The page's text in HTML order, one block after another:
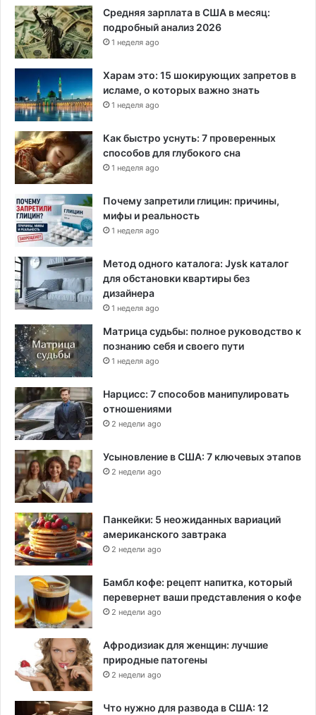
а
Средняя зарплата в США в месяц:
подробный анализ 2026
1 неделя ago
Харам это: 15 шокирующих запретов в
исламе, о которых важно знать
1 неделя ago
Как быстро уснуть: 7 проверенных
способов для глубокого сна
1 неделя ago
Почему запретили глицин: причины,
мифы и реальность
1 неделя ago
Метод одного каталога: Jysk каталог
для обстановки квартиры без
дизайнера
1 неделя ago
Матрица судьбы: полное руководство к
познанию себя и своего пути
1 неделя ago
Нарцисс: 7 способов манипулировать
отношениями
2 недели ago
Усыновление в США: 7 ключевых этапов
2 недели ago
Панкейки: 5 неожиданных вариаций
американского завтрака
2 недели ago
Бамбл кофе: рецепт напитка, который
перевернет ваши представления о кофе
2 недели ago
Афродизиак для женщин: лучшие
природные патогены
2 недели ago
Что нужно для развода в США: 12